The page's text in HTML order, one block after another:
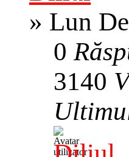
» Lun
0
3140